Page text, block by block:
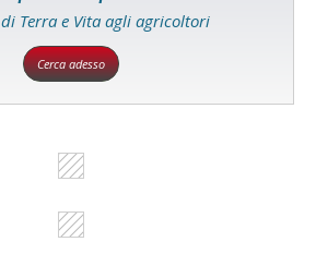
Terra e Vita agli agricoltori
Cerca adesso